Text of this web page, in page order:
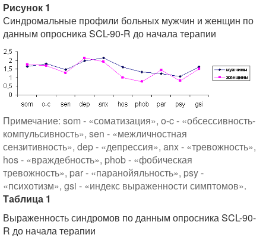
Рисунок 1
Синдромальные профили больных мужчин и женщин по
данным опросника SCL-90-R до начала терапии
Примечание: som - «соматизация», o-c - «обсессивность-
компульсивность», sen - «межличностная
сензитивность», dep - «депрессия», anx - «тревожность»,
hos - «враждебность», phob - «фобическая
тревожность», par - «паранойяльность», psy -
«психотизм», gsi - «индекс выраженности симптомов».
Таблица 1
Выраженность синдромов по данным опросника SCL-90-
R до начала терапии